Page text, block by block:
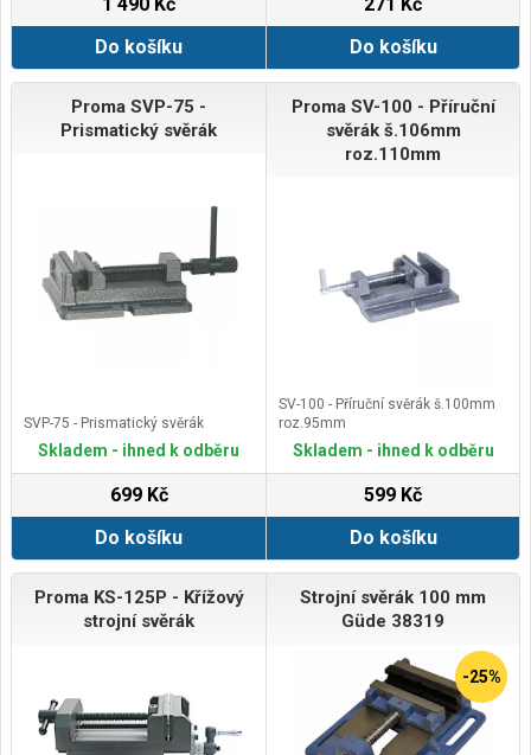
Do košíku
Do košíku
Proma SVP-75 -
Prismatický svěrák
SVP-75 - Prismatický svěrák
Skladem - ihned k odběru
699 Kč
Do košíku
Proma SV-100 - Příruční
svěrák š.106mm
roz.110mm
SV-100 - Příruční svěrák š.100mm
roz.95mm
Skladem - ihned k odběru
599 Kč
Do košíku
Proma KS-125P - Křížový
strojní svěrák
Strojní svěrák 100 mm
Güde 38319
-25%